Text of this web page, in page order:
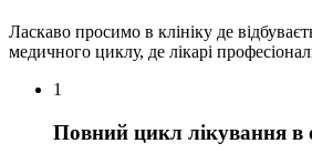
Ласкаво просимо в клініку де
медичного циклу, де лікарі
1
Повний цикл лікування в